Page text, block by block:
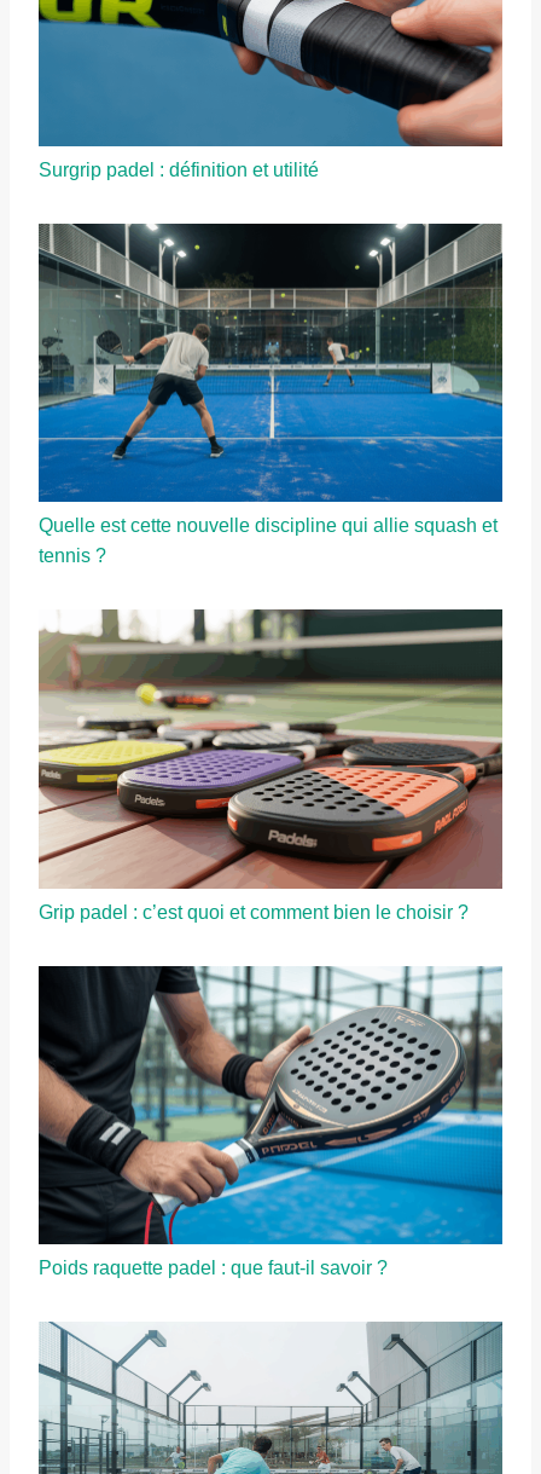
Surgrip padel : définition et utilité
Quelle est cette nouvelle discipline qui allie squash et
tennis ?
Grip padel : c’est quoi et comment bien le choisir ?
Poids raquette padel : que faut-il savoir ?